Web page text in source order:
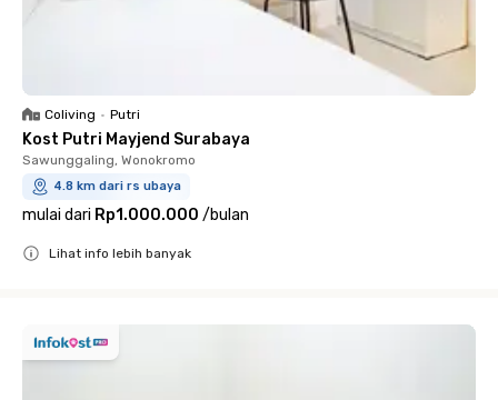
Coliving • Putri
Kost Putri Mayjend Surabaya
Sawunggaling, Wonokromo
4.8 km dari rs ubaya
mulai dari Rp1.000.000 /bulan
Lihat info lebih banyak